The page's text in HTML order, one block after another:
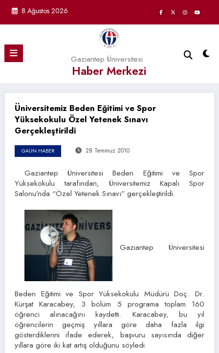
8 Ağustos 2026
Gaziantep Üniversitesi
Haber Merkezi
Üniversitemiz Beden Eğitimi ve Spor
Yüksekokulu Özel Yetenek Sınavı
Gerçekleştirildi
GAÜN HABER 28 Temmuz 2010
Gaziantep Üniversitesi Beden Eğitimi ve Spor
Yüksekokulu tarafından, Üniversitemiz Kapalı Spor
Salonu’nda “Özel Yetenek Sınavı” gerçekleştirildi.
Gaziantep Üniversitesi
Beden Eğitimi ve Spor Yüksekokulu Müdürü Doç. Dr.
Kürşat Karacabey, 3 bölüm 5 programa toplam 160
öğrenci alınacağını kaydetti. Karacabey, bu yıl
öğrencilerin geçmiş yıllara göre daha fazla ilgi
gösterdiklerini ifade ederek, başvuru sayısında diğer
yıllara göre iki kat artış olduğunu söyledi.